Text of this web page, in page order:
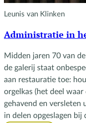
Leunis van Klinken
Administratie in
Midden jaren 70 van
de galerij staat
aan restauratie toe:
orgelkas (het deel
gehavend en versleten
in delen opgeslagen